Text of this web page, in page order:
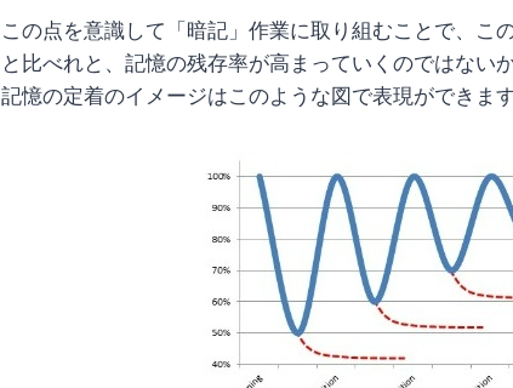
この点を意識して「暗記」作業に取り組むことで、こ
と比べれと、記憶の残存率が高まっていくのではない
記憶の定着のイメージはこのような図で表現ができます